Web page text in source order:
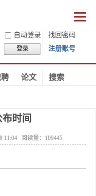
自动登录
找回密码
登录 注册账号
论文 搜索
时间
11:04 阅读量： 109445